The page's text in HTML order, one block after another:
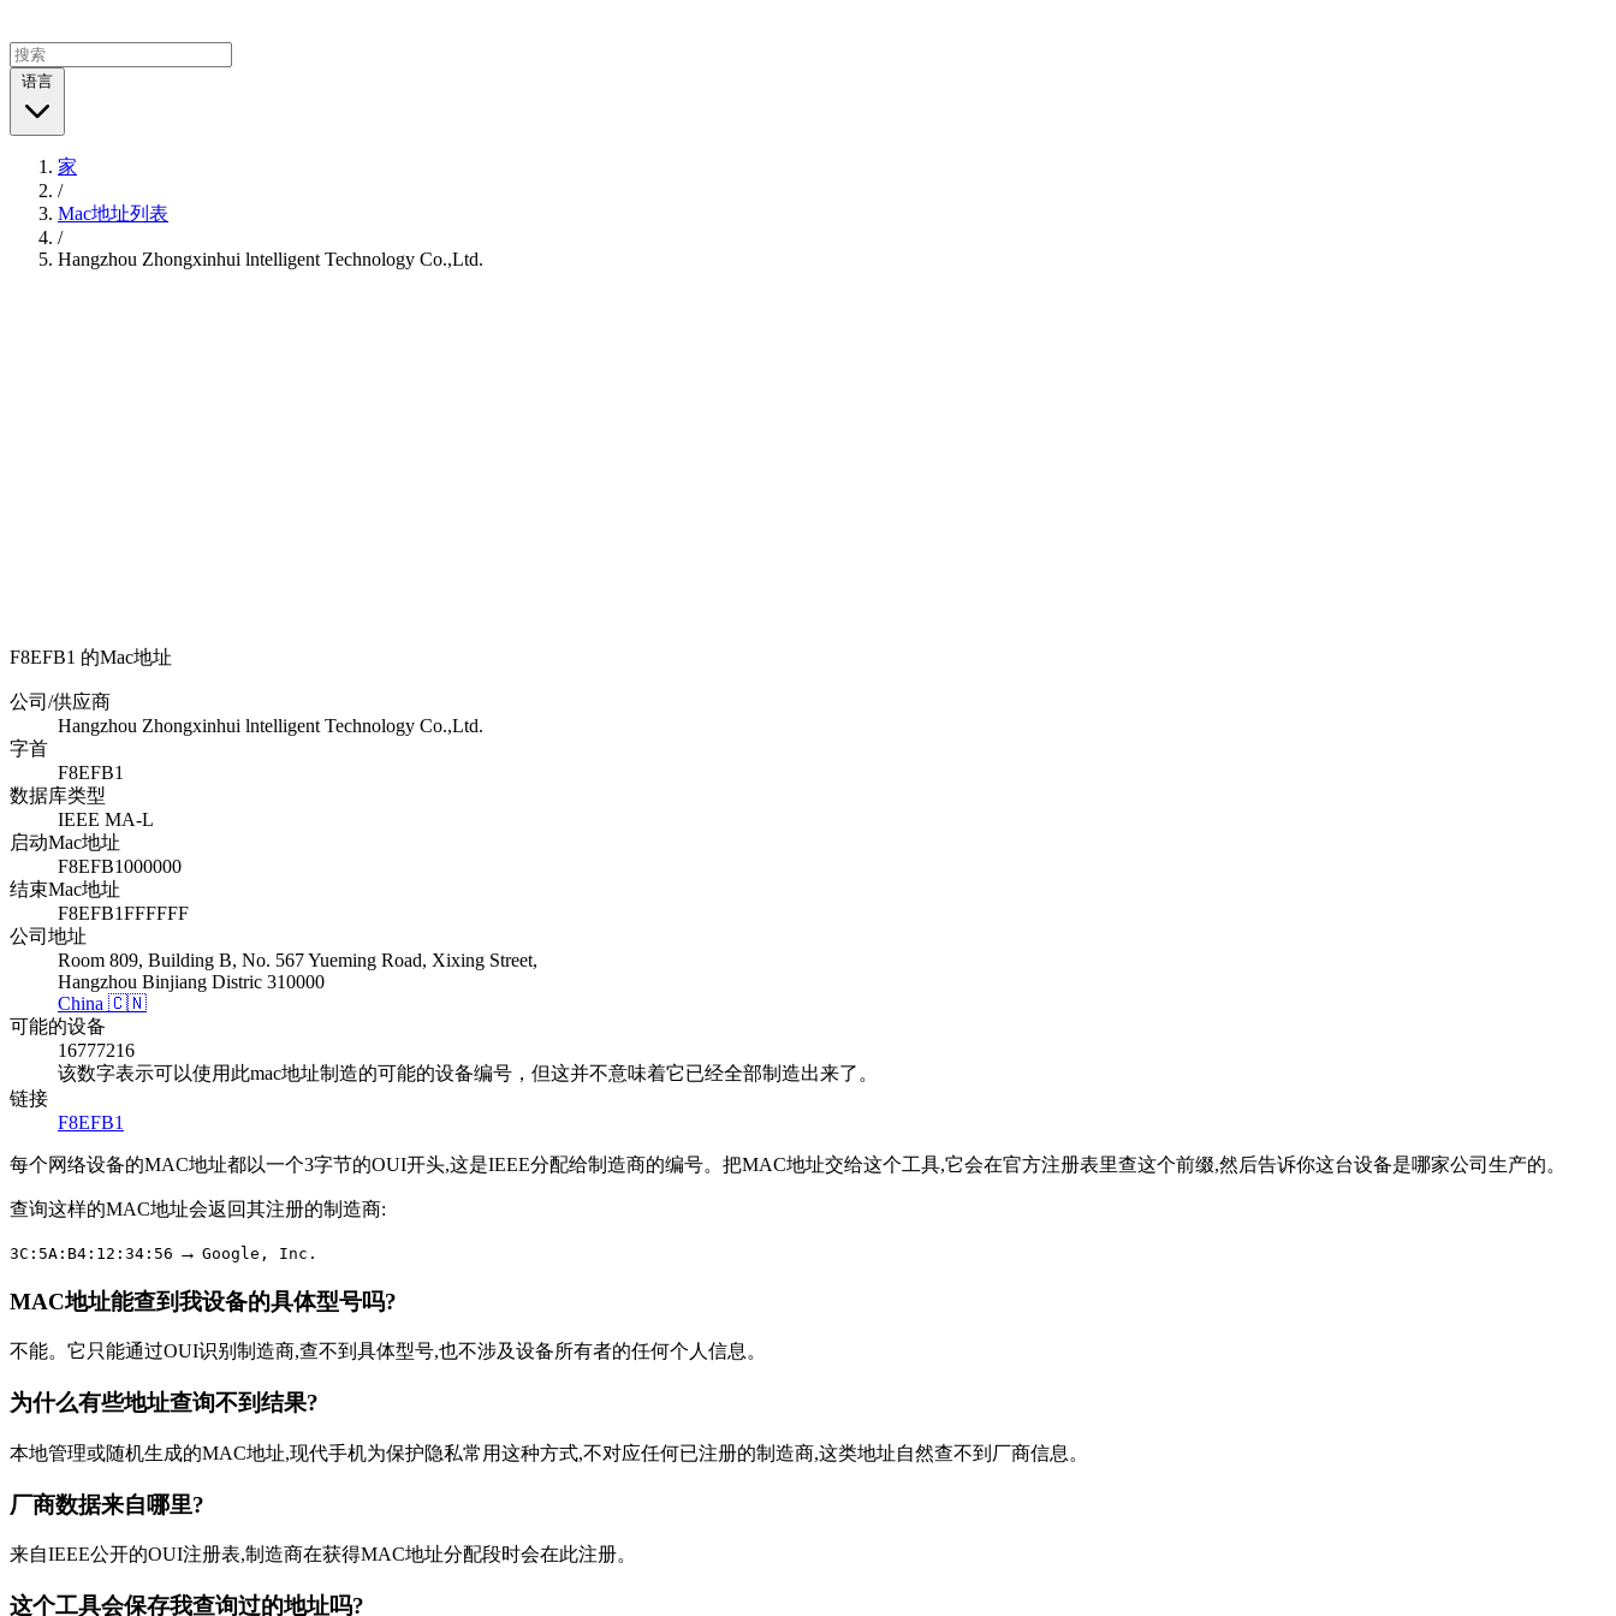
语言
家
/
Mac地址列表
/
Hangzhou Zhongxinhui lntelligent Technology Co.,Ltd.
F8EFB1 的Mac地址
公司/供应商
Hangzhou Zhongxinhui lntelligent Technology Co.,Ltd.
字首
F8EFB1
数据库类型
IEEE MA-L
启动Mac地址
F8EFB1000000
结束Mac地址
F8EFB1FFFFFF
公司地址
Room 809, Building B, No. 567 Yueming Road, Xixing Street,
Hangzhou Binjiang Distric 310000
China 🇨🇳
可能的设备
16777216
该数字表示可以使用此mac地址制造的可能的设备编号，但这并不意味着它已经全部制造出来了。
链接
F8EFB1
每个网络设备的MAC地址都以一个3字节的OUI开头,这是IEEE分配给制造商的编号。把MAC地址交给这个工具,它会在官方注册表里查这个前缀,然后告诉你这台设备是哪家公司生产的。
查询这样的MAC地址会返回其注册的制造商:
3C:5A:B4:12:34:56 → Google, Inc.
MAC地址能查到我设备的具体型号吗?
不能。它只能通过OUI识别制造商,查不到具体型号,也不涉及设备所有者的任何个人信息。
为什么有些地址查询不到结果?
本地管理或随机生成的MAC地址,现代手机为保护隐私常用这种方式,不对应任何已注册的制造商,这类地址自然查不到厂商信息。
厂商数据来自哪里?
来自IEEE公开的OUI注册表,制造商在获得MAC地址分配段时会在此注册。
这个工具会保存我查询过的地址吗?